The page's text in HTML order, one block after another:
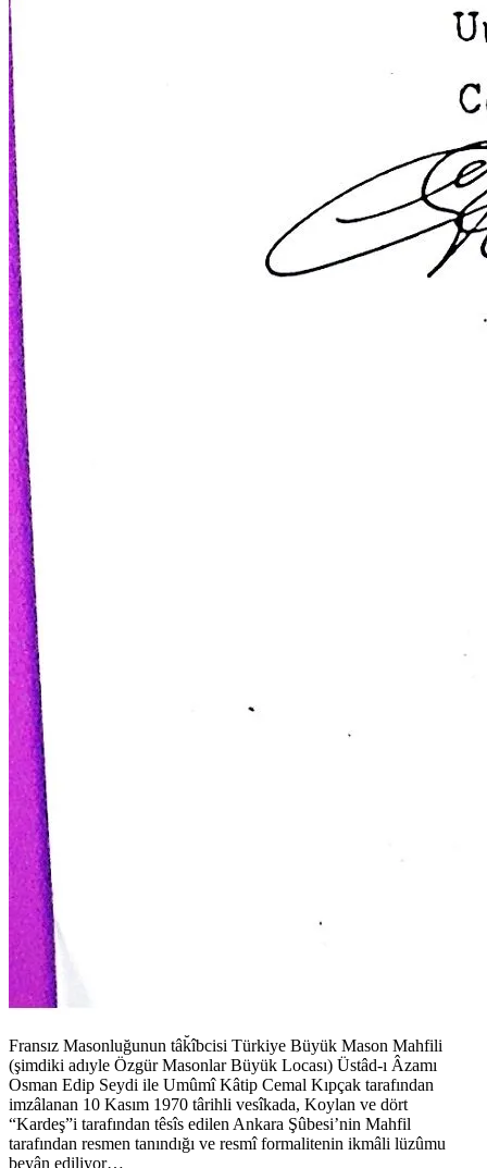
Fransız Masonluğunun tâk̆îbcisi Türkiye Büyük Mason Mahfili
(şimdiki adıyle Özgür Masonlar Büyük Locası) Üstâd-ı Âzamı
Osman Edip Seydi ile Umûmî Kâtip Cemal Kıpçak tarafından
imzâlanan 10 Kasım 1970 târihli vesîkada, Koylan ve dört
“Kardeş”i tarafından têsîs edilen Ankara Şûbesi’nin Mahfil
tarafından resmen tanındığı ve resmî formalitenin ikmâli lüzûmu
beyân ediliyor…